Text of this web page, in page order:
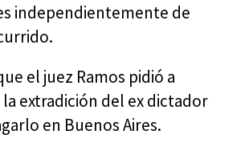
independientemente de
el juez Ramos pidió a
la extradición del ex dictador
en Buenos Aires.